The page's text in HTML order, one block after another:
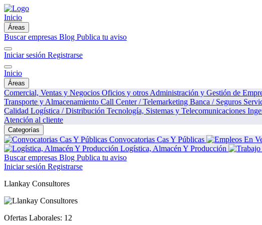
Inicio
Áreas
Buscar empresas Blog Publica tu aviso
Iniciar sesión Registrarse
Inicio
Áreas
Comercial, Ventas y Negocios Oficios y otros Administración y Gestión de
Transporte y Almacenamiento Call Center / Telemarketing Banca / Seguros
Calidad Logística / Distribución Tecnología, Sistemas y Telecomunicaciones
Atención al cliente
Categorías
Convocatorias Cas Y Públicas
Logística, Almacén Y Producción
Buscar empresas Blog Publica tu aviso
Iniciar sesión Registrarse
Llankay Consultores
Ofertas Laborales: 12